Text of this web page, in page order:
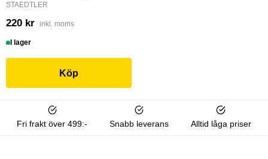
STAEDTLER
220 kr inkl. moms
I lager
Köp
Fri frakt över 499:- Snabb leverans Alltid låga priser